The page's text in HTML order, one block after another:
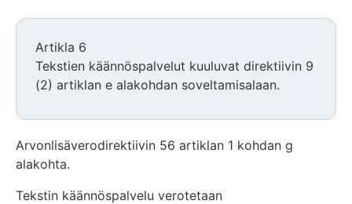
Artikla 6
Tekstien käännöspalvelut kuuluvat direktiivin 9
(2) artiklan e alakohdan soveltamisalaan.
Arvonlisäverodirektiivin 56 artiklan 1 kohdan g
alakohta.
Tekstin käännöspalvelu verotetaan